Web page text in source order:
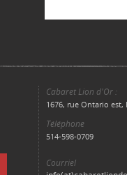
Cabaret Lion d'Or :
1676, rue Ontario est,
Téléphone
514-598-0709
Courriel